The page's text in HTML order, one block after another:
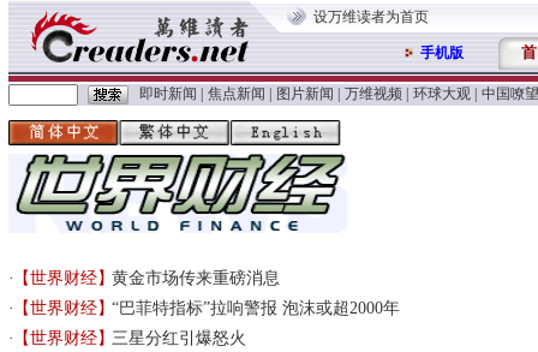
设万维读者为首页
手机版 首
即时新闻 焦点新闻 图片新闻 万维视频 环球大观 中国嘹望
【世界财经】黄金市场传来重磅消息
【世界财经】“巴菲特指标”拉响警报 泡沫或超2000年
【世界财经】三星分红引爆怒火